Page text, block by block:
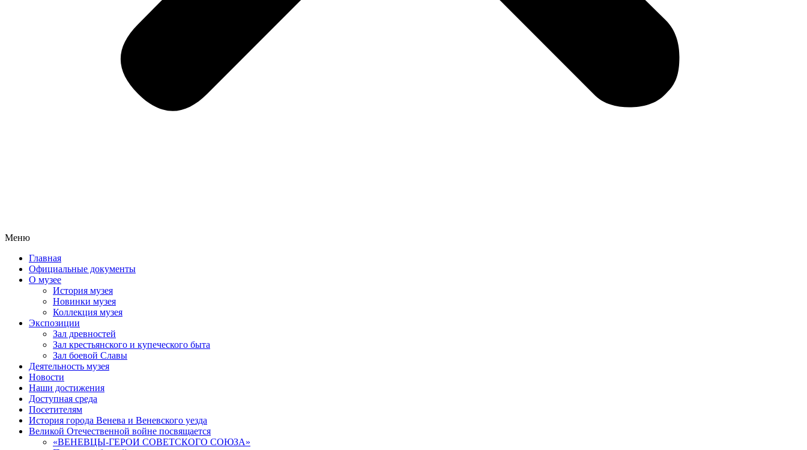
Меню
Главная
Официальные документы
О музее
История музея
Новинки музея
Коллекция музея
Экспозиции
Зал древностей
Зал крестьянского и купеческого быта
Зал боевой Славы
Деятельность музея
Новости
Наши достижения
Доступная среда
Посетителям
История города Венева и Веневского уезда
Великой Отечественной войне посвящается
«ВЕНЕВЦЫ-ГЕРОИ СОВЕТСКОГО СОЮЗА»